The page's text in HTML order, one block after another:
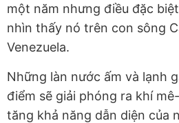
một năm nhưng điều đặc
nhìn thấy nó trên con sông
Venezuela.
Những làn nước ấm và lạnh
điểm sẽ giải phóng ra khí
tăng khả năng dẫn diện của